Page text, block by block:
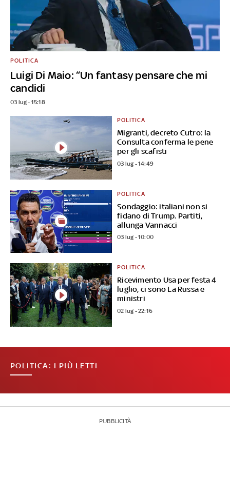
Luigi Di Maio: “Un fantasy pensare che mi
candidi
POLITICA
03 lug - 15:18
Migranti, decreto Cutro: la
Consulta conferma le pene
per gli scafisti
POLITICA
03 lug - 14:49
Sondaggio: italiani non si
fidano di Trump. Partiti,
allunga Vannacci
POLITICA
03 lug - 10:00
Ricevimento Usa per festa 4
luglio, ci sono La Russa e
ministri
POLITICA
02 lug - 22:16
POLITICA: I PIÙ LETTI
PUBBLICITÀ